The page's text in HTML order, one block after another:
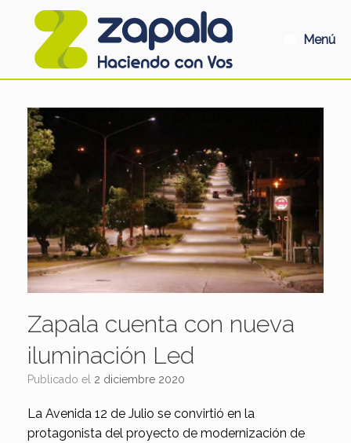
Menú
Zapala cuenta con nueva
iluminación Led
Publicado el 2 diciembre 2020
La Avenida 12 de Julio se convirtió en la
protagonista del proyecto de modernización de